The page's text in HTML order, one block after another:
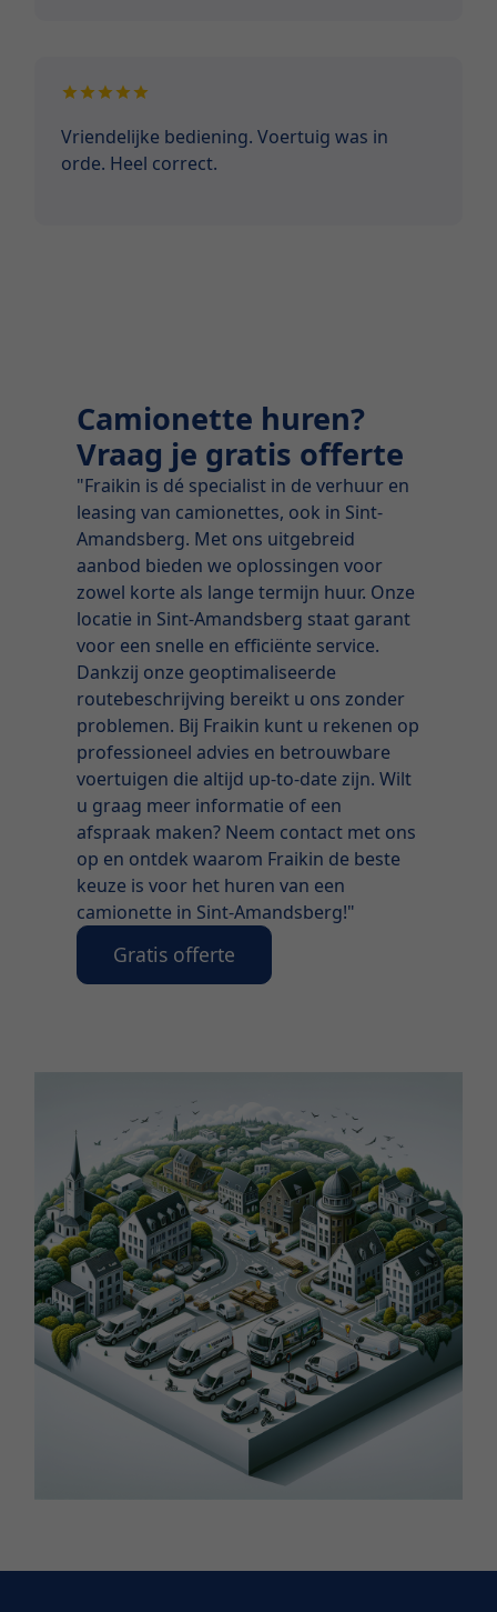
Vriendelijke bediening. Voertuig was in
orde. Heel correct.
Camionette huren?
Vraag je gratis offerte
"Fraikin is dé specialist in de verhuur en
leasing van camionettes, ook in Sint-
Amandsberg. Met ons uitgebreid
aanbod bieden we oplossingen voor
zowel korte als lange termijn huur. Onze
locatie in Sint-Amandsberg staat garant
voor een snelle en efficiënte service.
Dankzij onze geoptimaliseerde
routebeschrijving bereikt u ons zonder
problemen. Bij Fraikin kunt u rekenen op
professioneel advies en betrouwbare
voertuigen die altijd up-to-date zijn. Wilt
u graag meer informatie of een
afspraak maken? Neem contact met ons
op en ontdek waarom Fraikin de beste
keuze is voor het huren van een
camionette in Sint-Amandsberg!"
Gratis offerte